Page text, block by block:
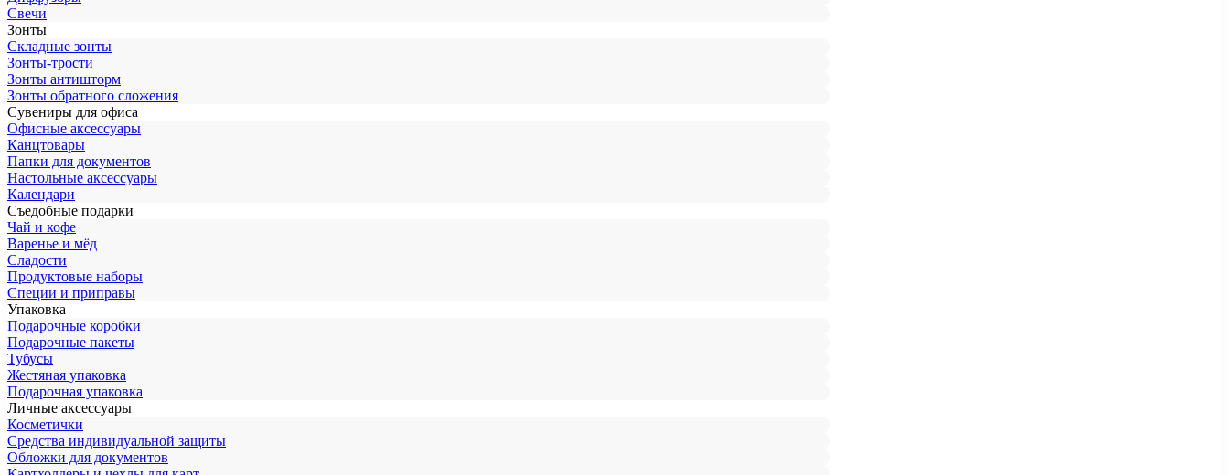
Свечи
Зонты
Складные зонты
Зонты-трости
Зонты антишторм
Зонты обратного сложения
Сувениры для офиса
Офисные аксессуары
Канцтовары
Папки для документов
Настольные аксессуары
Календари
Съедобные подарки
Чай и кофе
Варенье и мёд
Сладости
Продуктовые наборы
Специи и приправы
Упаковка
Подарочные коробки
Подарочные пакеты
Тубусы
Жестяная упаковка
Подарочная упаковка
Личные аксессуары
Косметички
Средства индивидуальной защиты
Обложки для документов